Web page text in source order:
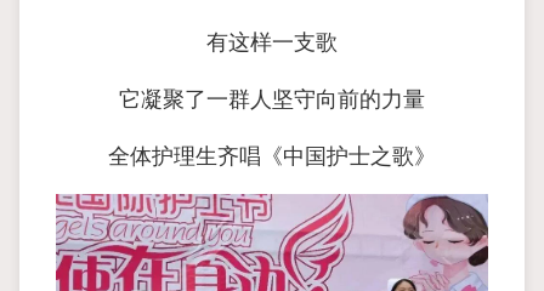
有这样一支歌
它凝聚了一群人坚守向前的力量
全体护理生齐唱《中国护士之歌》